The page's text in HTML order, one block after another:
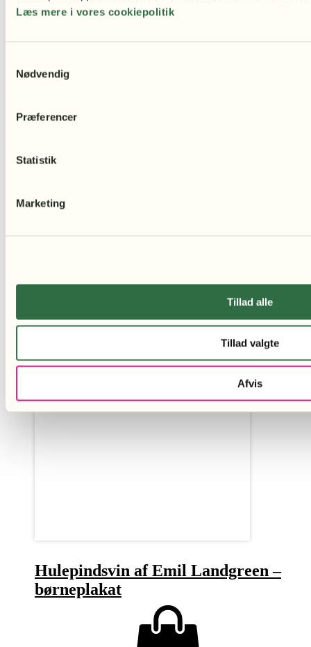
Læs mere i vores cookiepolitik
Nødvendig
Præferencer
Statistik
Marketing
Tillad alle
Tillad valgte
Afvis
børneplakat
Hulepindsvin af Emil Landgreen –
børneplakat